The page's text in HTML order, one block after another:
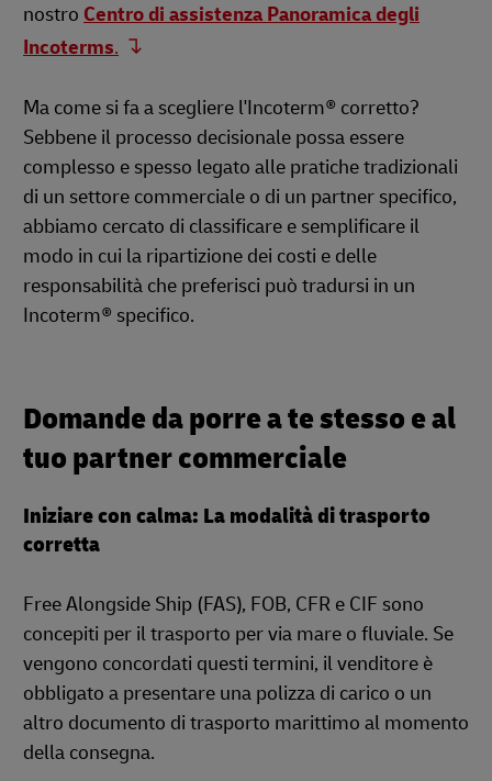
nostro Centro di assistenza Panoramica degli
Incoterms.
Ma come si fa a scegliere l'Incoterm® corretto?
Sebbene il processo decisionale possa essere
complesso e spesso legato alle pratiche tradizionali
di un settore commerciale o di un partner specifico,
abbiamo cercato di classificare e semplificare il
modo in cui la ripartizione dei costi e delle
responsabilità che preferisci può tradursi in un
Incoterm® specifico.
Domande da porre a te stesso e al
tuo partner commerciale
Iniziare con calma: La modalità di trasporto
corretta
Free Alongside Ship (FAS), FOB, CFR e CIF sono
concepiti per il trasporto per via mare o fluviale. Se
vengono concordati questi termini, il venditore è
obbligato a presentare una polizza di carico o un
altro documento di trasporto marittimo al momento
della consegna.